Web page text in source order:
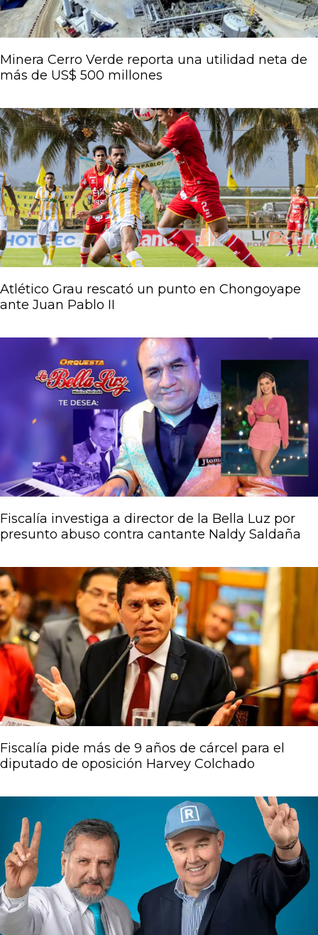
Minera Cerro Verde reporta una utilidad neta de
más de US$ 500 millones
Atlético Grau rescató un punto en Chongoyape
ante Juan Pablo II
Fiscalía investiga a director de la Bella Luz por
presunto abuso contra cantante Naldy Saldaña
Fiscalía pide más de 9 años de cárcel para el
diputado de oposición Harvey Colchado